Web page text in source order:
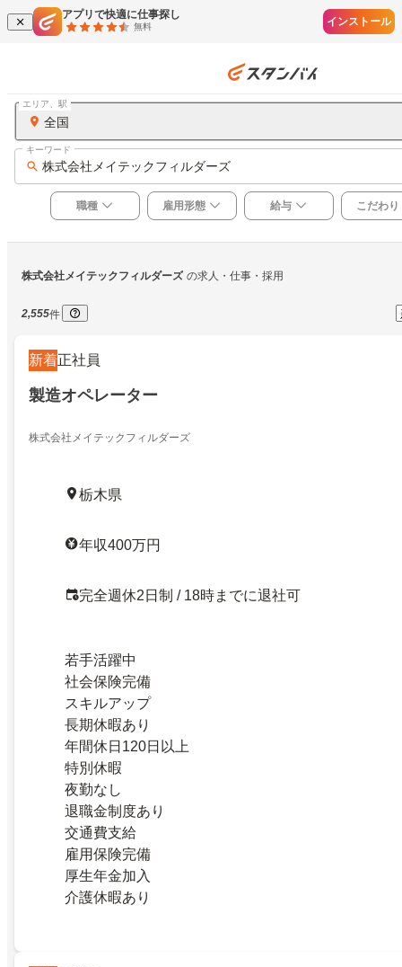
アプリで快適に仕事探し
無料 インストール
全国
エリア、駅
株式会社メイテックフィルダーズ
キーワード
職種 雇用形態 給与 こだわり
株式会社メイテックフィルダーズ の求人・仕事・採用
2,555件
新着正社員
製造オペレーター
株式会社メイテックフィルダーズ
栃木県
年収400万円
完全週休2日制 / 18時までに退社可
若手活躍中
社会保険完備
スキルアップ
長期休暇あり
年間休日120日以上
特別休暇
夜勤なし
退職金制度あり
交通費支給
雇用保険完備
厚生年金加入
介護休暇あり